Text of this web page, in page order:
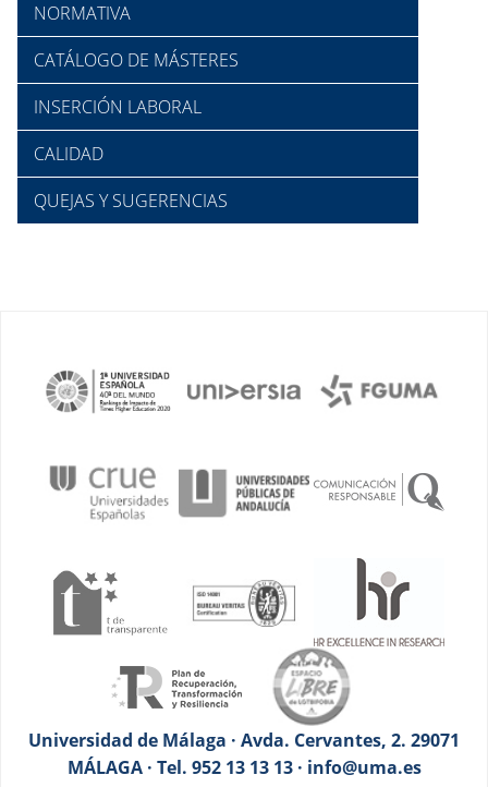
NORMATIVA
CATÁLOGO DE MÁSTERES
INSERCIÓN LABORAL
CALIDAD
QUEJAS Y SUGERENCIAS
Universidad de Málaga · Avda. Cervantes, 2. 29071
MÁLAGA · Tel. 952 13 13 13 · info@uma.es